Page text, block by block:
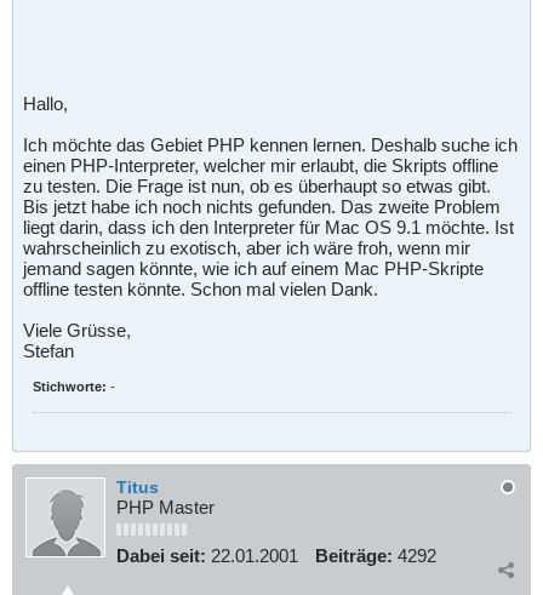
Hallo,
Ich möchte das Gebiet PHP kennen lernen. Deshalb suche ich
einen PHP-Interpreter, welcher mir erlaubt, die Skripts offline
zu testen. Die Frage ist nun, ob es überhaupt so etwas gibt.
Bis jetzt habe ich noch nichts gefunden. Das zweite Problem
liegt darin, dass ich den Interpreter für Mac OS 9.1 möchte. Ist
wahrscheinlich zu exotisch, aber ich wäre froh, wenn mir
jemand sagen könnte, wie ich auf einem Mac PHP-Skripte
offline testen könnte. Schon mal vielen Dank.
Viele Grüsse,
Stefan
Stichworte: -
Titus
PHP Master
Dabei seit: 22.01.2001 Beiträge: 4292